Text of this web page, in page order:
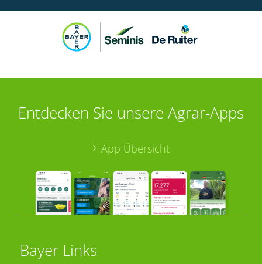
Entdecken Sie unsere Agrar-Apps
App Übersicht
Bayer Links